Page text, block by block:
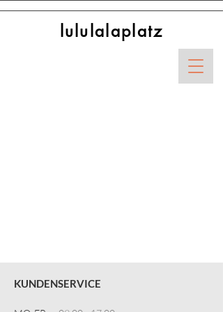
lululalaplatz
KUNDENSERVICE